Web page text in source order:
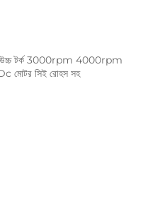
উচ্চ টর্ক 3000rpm 4000rpm
সিই রোহস সহ